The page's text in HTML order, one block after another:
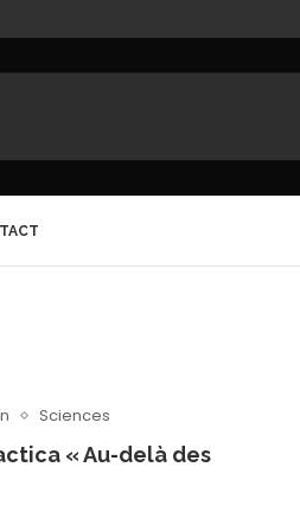
Sciences
« Au-delà des